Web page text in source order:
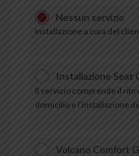
Nessun servizio
Installazione a cura del
Installazione Seat
Il servizio comprende il
domicilio e l’installazione
Volcano Comfort